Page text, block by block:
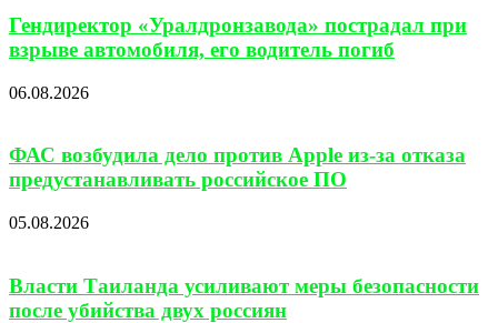
Гендиректор «Уралдронзавода» пострадал при
взрыве автомобиля, его водитель погиб
06.08.2026
ФАС возбудила дело против Apple из-за отказа
предустанавливать российское ПО
05.08.2026
Власти Таиланда усиливают меры безопасности
после убийства двух россиян